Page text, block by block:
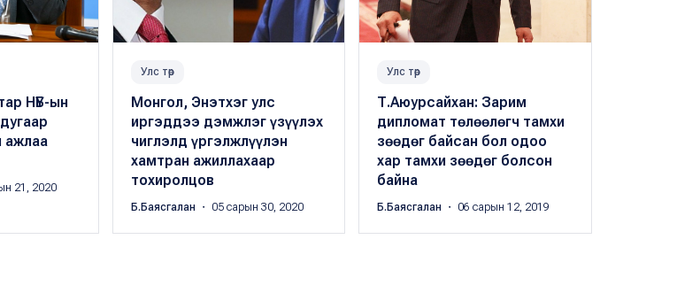
НҮБ-ын
ажлаа
21, 2020
Улс төр
Монгол, Энэтхэг улс
иргэддээ дэмжлэг үзүүлэх
чиглэлд үргэлжлүүлэн
хамтран ажиллахаар
тохиролцов
Б.Баясгалан ・ 05 сарын 30, 2020
Улс төр
Т.Аюурсайхан: Зарим
дипломат төлөөлөгч тамхи
зөөдөг байсан бол одоо
хар тамхи зөөдөг болсон
байна
Б.Баясгалан ・ 06 сарын 12, 2019